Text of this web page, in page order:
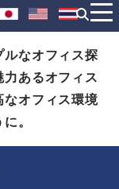
ルなオフィス探
力あるオフィス
なオフィス環境
。